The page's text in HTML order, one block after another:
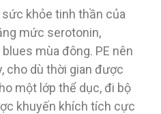
khỏe tinh thần của
mức serotonin,
mùa đông. PE nên
cho dù thời gian được
một lớp thể dục, đi bộ
khuyến khích tích cực